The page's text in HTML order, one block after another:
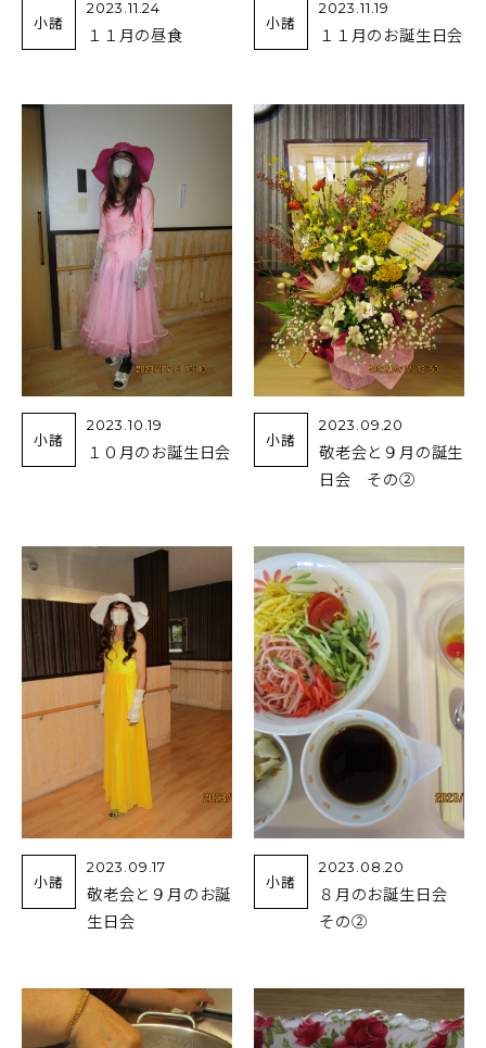
小諸
2023.11.24
１１月の昼食
小諸
2023.11.19
１１月のお誕生日会
小諸
2023.10.19
１０月のお誕生日会
小諸
2023.09.20
敬老会と９月の誕生
日会 その②
小諸
2023.09.17
敬老会と９月のお誕
生日会
小諸
2023.08.20
８月のお誕生日会
その②